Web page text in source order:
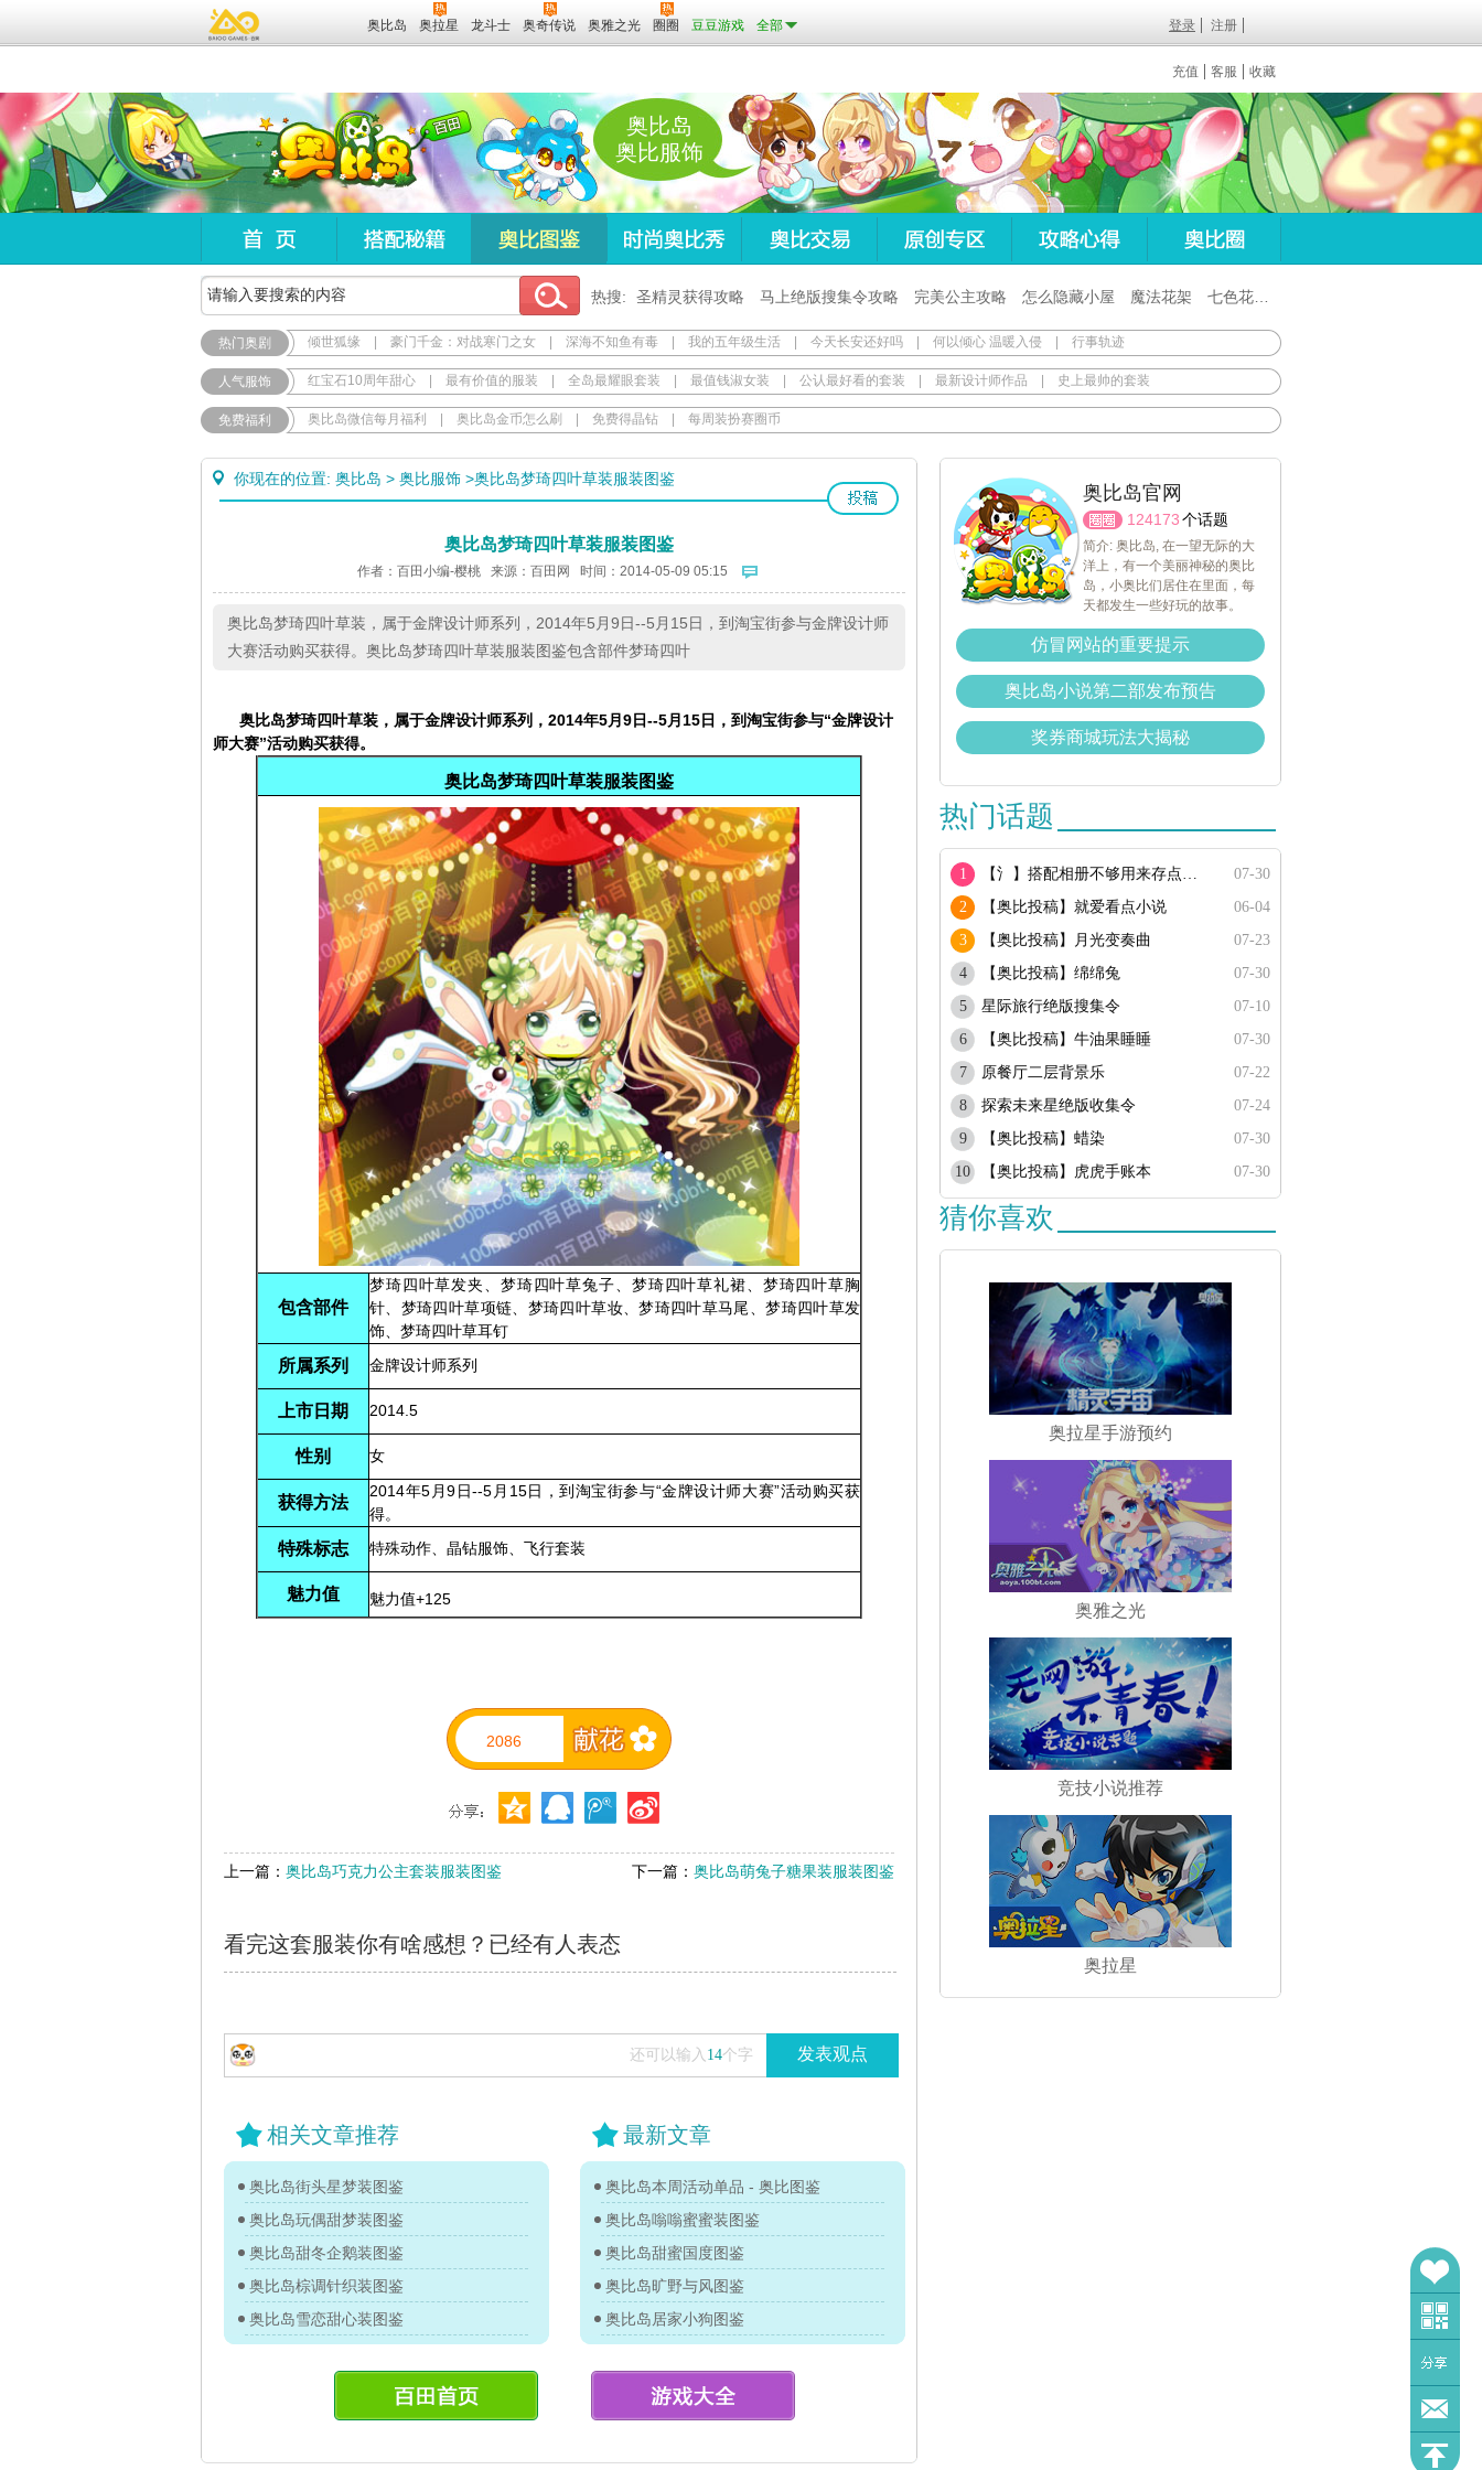
奥比岛 奥拉星 龙斗士 奥奇传说 奥雅之光 圈圈 豆豆游戏 全部 登录 注册
充值 客服 收藏
奥比岛
奥比服饰
热搜: 圣精灵获得攻略 马上绝版搜集令攻略 完美公主攻略 怎么隐藏小屋 魔法花架 七色花在哪
热门奥剧 倾世狐缘 豪门千金：对战寒门之女 深海不知鱼有毒 我的五年级生活 今天长安还好吗 何以倾心 温暖入侵 行事轨迹
人气服饰 红宝石10周年甜心 最有价值的服装 全岛最耀眼套装 最值钱淑女装 公认最好看的套装 最新设计师作品 史上最帅的套装
免费福利 奥比岛微信每月福利 奥比岛金币怎么刷 免费得晶钻 每周装扮赛圈币
你现在的位置: 奥比岛 > 奥比服饰 >奥比岛梦琦四叶草装服装图鉴
奥比岛梦琦四叶草装服装图鉴
作者：百田小编-樱桃 来源： 百田网 时间：2014-05-09 05:15
奥比岛梦琦四叶草装，属于金牌设计师系列，2014年5月9日--5月15日，到淘宝街参与金牌设计师
大赛活动购买获得。奥比岛梦琦四叶草装服装图鉴包含部件梦琦四叶
奥比岛梦琦四叶草装 ， 属于金牌设计师系列 ，2014年5月9日--5月15日， 到淘宝街参与“金牌设计
师大赛”活动购买获得。
奥比岛梦琦四叶草装服装图鉴
包含部件
梦琦四叶草发夹、梦琦四叶草兔子、梦琦四叶草礼裙、梦琦四叶草胸
针、梦琦四叶草项链、梦琦四叶草妆、梦琦四叶草马尾、梦琦四叶草发
饰、梦琦四叶草耳钉
所属系列 金牌设计师系列
上市日期 2014.5
性别 女
获得方法
2014年5月9日--5月15日，到淘宝街参与“金牌设计师大赛”活动购买获
得。
特殊标志 特殊动作、晶钻服饰、飞行套装
魅力值 魅力值+125
2086
上一篇： 奥比岛巧克力公主套装服装图鉴 下一篇： 奥比岛萌兔子糖果装服装图鉴
看完这套服装你有啥感想？已经有人表态
还可以输入 14个字 发表观点
相关文章推荐
奥比岛街头星梦装图鉴
奥比岛玩偶甜梦装图鉴
奥比岛甜冬企鹅装图鉴
奥比岛棕调针织装图鉴
奥比岛雪恋甜心装图鉴
最新文章
奥比岛本周活动单品 - 奥比图鉴
奥比岛嗡嗡蜜蜜装图鉴
奥比岛甜蜜国度图鉴
奥比岛旷野与风图鉴
奥比岛居家小狗图鉴
奥比岛官网
124173个话题
简介: 奥比岛, 在一望无际的大
洋上，有一个美丽神秘的奥比
岛，小奥比们居住在里面，每
天都发生一些好玩的故事。
仿冒网站的重要提示
奥比岛小说第二部发布预告
奖券商城玩法大揭秘
热门话题
1 【氵】搭配相册不够用来存点搭配
07-30
2
【奥比投稿】就爱看点小说
06-04
3
【奥比投稿】月光变奏曲
07-23
4
【奥比投稿】绵绵兔
07-30
5
星际旅行绝版搜集令
07-10
6
【奥比投稿】牛油果睡睡
07-30
7
原餐厅二层背景乐
07-22
8
探索未来星绝版收集令
07-24
9
【奥比投稿】蜡染
07-30
10
【奥比投稿】虎虎手账本 07-30
猜你喜欢
奥拉星手游预约
奥雅之光
竞技小说推荐
奥拉星